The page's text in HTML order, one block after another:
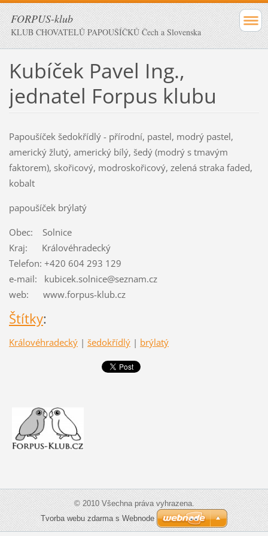
FORPUS-klub
KLUB CHOVATELŮ PAPOUŠÍČKŮ Čech a Slovenska
Kubíček Pavel Ing.,
jednatel Forpus klubu
Papoušíček šedokřídlý - přírodní, pastel, modrý pastel,
americký žlutý, americký bílý, šedý (modrý s tmavým
faktorem), skořicový, modroskořicový, zelená straka faded,
kobalt
papoušíček brýlatý
Obec: Solnice
Kraj: Královéhradecký
Telefon: +420 604 293 129
e-mail: kubicek.solnice@seznam.cz
web: www.forpus-klub.cz
Štítky:
Královéhradecký | šedokřídlý | brýlatý
© 2010 Všechna práva vyhrazena.
Tvorba webu zdarma s Webnode